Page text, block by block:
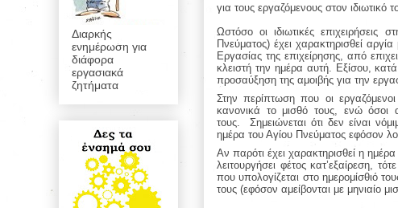
για τους εργαζόμενους στον ιδιωτικό
Ωστόσο οι ιδιωτικές
Πνεύματος) έχει χαρακτηρισθεί
Εργασίας της επιχείρησης, από
κλειστή την ημέρα αυτή. Εξίσου, κατά
προσαύξηση της αμοιβής για την
Στην περίπτωση που οι
κανονικά το μισθό τους, ενώ όσοι
τους.
Σημειώνεται ότι δεν είναι
ημέρα του Αγίου Πνεύματος εφόσον
Αν παρότι έχει χαρακτηρισθεί η
λειτουργήσει φέτος κατ’εξαίρεση,
που υπολογίζεται στο ημερομίσθιό
τους (εφόσον αμείβονται με μηνιαίο
Διαρκής
ενημέρωση για
διάφορα
εργασιακά
ζητήματα